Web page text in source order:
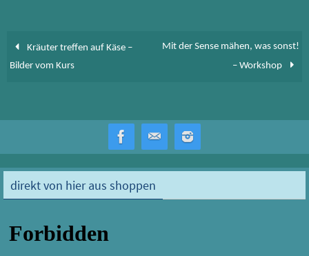
Kräuter treffen auf Käse –
Bilder vom Kurs
Mit der Sense mähen, was sonst!
– Workshop
direkt von hier aus shoppen